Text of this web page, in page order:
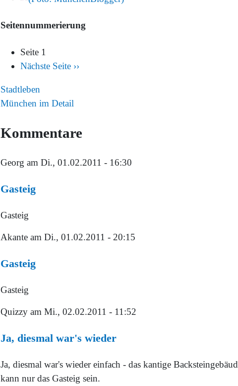
Seitennummerierung
Seite 1
Nächste Seite ››
Stadtleben
München im Detail
Kommentare
Georg am Di., 01.02.2011 - 16:30
Gasteig
Gasteig
Akante am Di., 01.02.2011 - 20:15
Gasteig
Gasteig
Quizzy am Mi., 02.02.2011 - 11:52
Ja, diesmal war's wieder
Ja, diesmal war's wieder einfach - das kantige
kann nur das Gasteig sein.